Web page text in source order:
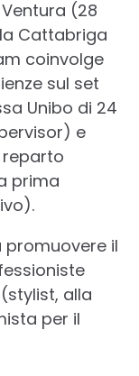
(28
Cattabriga
coinvolge
sul set
Unibo di 24
e
prima
promuovere il
alla
per il